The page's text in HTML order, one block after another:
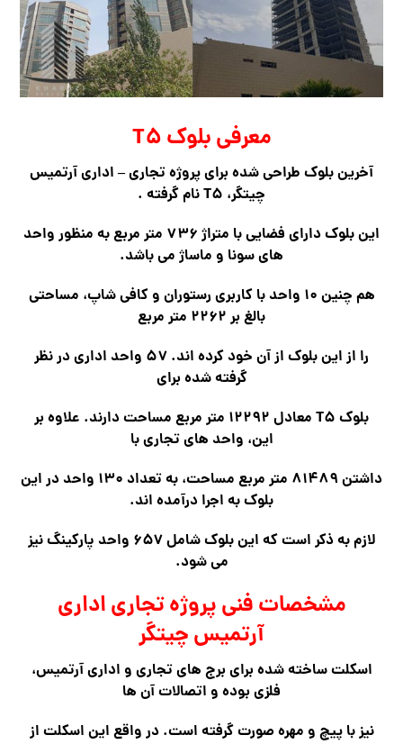
معرفی بلوک T۵
آخرین بلوک طراحی شده برای پروژه تجاری – اداری آرتمیس
چیتگر، T۵ نام گرفته .
این بلوک دارای فضایی با متراژ ۷۳۶ متر مربع به منظور واحد
های سونا و ماساژ می باشد.
هم چنین ۱۰ واحد با کاربری رستوران و کافی شاپ، مساحتی
بالغ بر ۲۲۶۲ متر مربع
را از این بلوک از آن خود کرده اند. ۵۷ واحد اداری در نظر
گرفته شده برای
بلوک T۵ معادل ۱۲۲۹۲ متر مربع مساحت دارند. علاوه بر
این، واحد های تجاری با
داشتن ۸۱۴۸۹ متر مربع مساحت، به تعداد ۱۳۰ واحد در این
بلوک به اجرا درآمده اند.
لازم به ذکر است که این بلوک شامل ۶۵۷ واحد پارکینگ نیز
می شود.
مشخصات فنی پروژه تجاری اداری
آرتمیس چیتگر
اسکلت ساخته شده برای برج های تجاری و اداری آرتمیس،
فلزی بوده و اتصالات آن ها
نیز با پیچ و مهره صورت گرفته است. در واقع این اسکلت از